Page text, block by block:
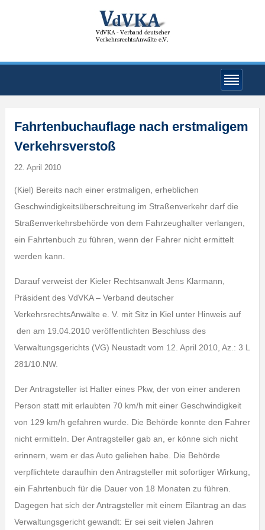
Fahrtenbuchauflage nach erstmaligem
Verkehrsverstoß
22. April 2010
(Kiel) Bereits nach einer erstmaligen, erheblichen
Geschwindigkeitsüberschreitung im Straßenverkehr darf die
Straßenverkehrsbehörde von dem Fahrzeughalter verlangen,
ein Fahrtenbuch zu führen, wenn der Fahrer nicht ermittelt
werden kann.
Darauf verweist der Kieler Rechtsanwalt Jens Klarmann,
Präsident des VdVKA – Verband deutscher
VerkehrsrechtsAnwälte e. V. mit Sitz in Kiel unter Hinweis auf
den am 19.04.2010 veröffentlichten Beschluss des
Verwaltungsgerichts (VG) Neustadt vom 12. April 2010, Az.: 3 L
281/10.NW.
Der Antragsteller ist Halter eines Pkw, der von einer anderen
Person statt mit erlaubten 70 km/h mit einer Geschwindigkeit
von 129 km/h gefahren wurde. Die Behörde konnte den Fahrer
nicht ermitteln. Der Antragsteller gab an, er könne sich nicht
erinnern, wem er das Auto geliehen habe. Die Behörde
verpflichtete daraufhin den Antragsteller mit sofortiger Wirkung,
ein Fahrtenbuch für die Dauer von 18 Monaten zu führen.
Dagegen hat sich der Antragsteller mit einem Eilantrag an das
Verwaltungsgericht gewandt: Er sei seit vielen Jahren